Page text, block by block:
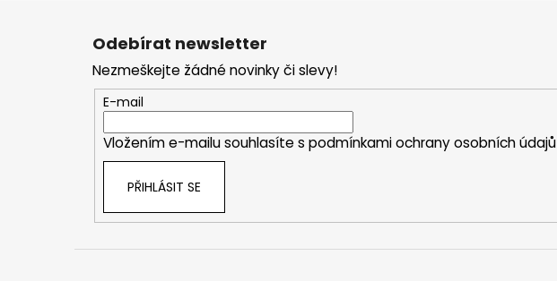
Z
Odebírat newsletter
Nezmeškejte žádné novinky či slevy!
E-mail
Vložením e-mailu souhlasíte s podmínkami ochrany osobních údajů
PŘIHLÁSIT SE